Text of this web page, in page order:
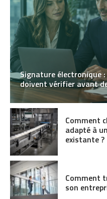
Signature électronique
doivent vérifier avant
Comment
adapté à
existante ?
Comment
son